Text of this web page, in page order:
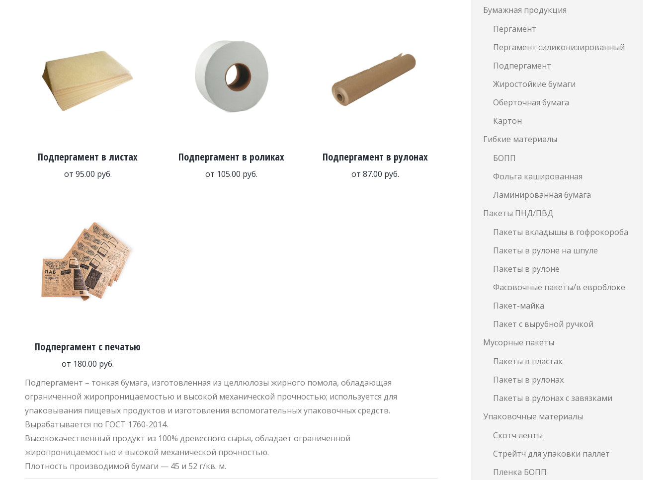
Подпергамент в листах
от 95.00 руб.
Подпергамент в роликах
от 105.00 руб.
Подпергамент в рулонах
от 87.00 руб.
Подпергамент с печатью
от 180.00 руб.
Подпергамент – тонкая бумага, изготовленная из целлюлозы жирного помола, обладающая
ограниченной жиропроницаемостью и высокой механической прочностью; используется для
упаковывания пищевых продуктов и изготовления вспомогательных упаковочных средств.
Вырабатывается по ГОСТ 1760-2014.
Высококачественный продукт из 100% древесного сырья, обладает ограниченной
жиропроницаемостью и высокой механической прочностью.
Плотность производимой бумаги — 45 и 52 г/кв. м.
Бумажная продукция
Пергамент
Пергамент силиконизированный
Подпергамент
Жиростойкие бумаги
Оберточная бумага
Картон
Гибкие материалы
БОПП
Фольга кашированная
Ламинированная бумага
Пакеты ПНД/ПВД
Пакеты вкладышы в гофрокороба
Пакеты в рулоне на шпуле
Пакеты в рулоне
Фасовочные пакеты/в евроблоке
Пакет-майка
Пакет с вырубной ручкой
Мусорные пакеты
Пакеты в пластах
Пакеты в рулонах
Пакеты в рулонах с завязками
Упаковочные материалы
Скотч ленты
Стрейтч для упаковки паллет
Пленка БОПП